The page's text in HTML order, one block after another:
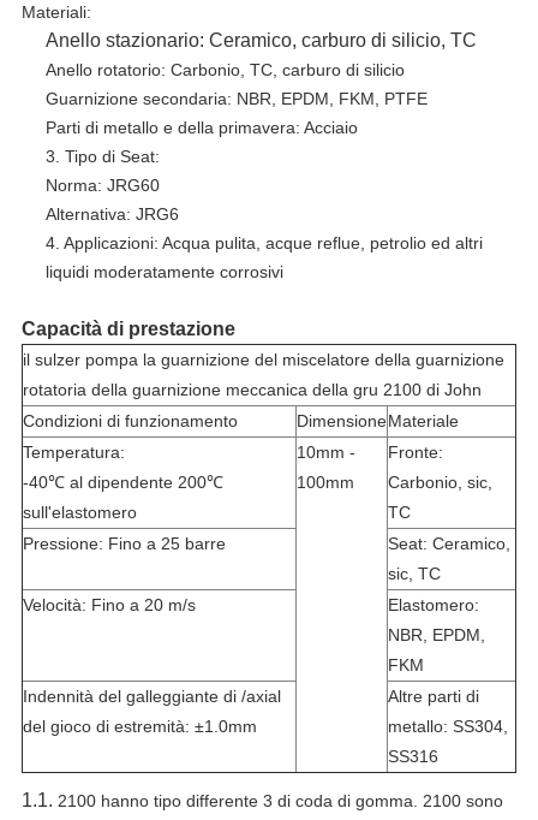
Materiali:
Anello stazionario: Ceramico, carburo di silicio, TC
Anello rotatorio: Carbonio, TC, carburo di silicio
Guarnizione secondaria: NBR, EPDM, FKM, PTFE
Parti di metallo e della primavera: Acciaio
3. Tipo di Seat:
Norma: JRG60
Alternativa: JRG6
4. Applicazioni: Acqua pulita, acque reflue, petrolio ed altri
liquidi moderatamente corrosivi
Capacità di prestazione
il sulzer pompa la guarnizione del miscelatore della guarnizione
rotatoria della guarnizione meccanica della gru 2100 di John
Condizioni di funzionamento
DimensioneMateriale
Temperatura:
-40℃ al dipendente 200℃
sull'elastomero
10mm -
100mm
Fronte:
Carbonio, sic,
TC
Pressione: Fino a 25 barre
Seat: Ceramico,
sic, TC
Velocità: Fino a 20 m/s
Elastomero:
NBR, EPDM,
FKM
Indennità del galleggiante di /axial
del gioco di estremità: ±1.0mm
Altre parti di
metallo: SS304,
SS316
1.1. 2100 hanno tipo differente 3 di coda di gomma. 2100 sono